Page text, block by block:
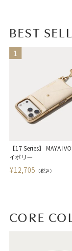
BEST
【17 Series】 MAYA
イボリー
¥12,705 （税込）
CORE